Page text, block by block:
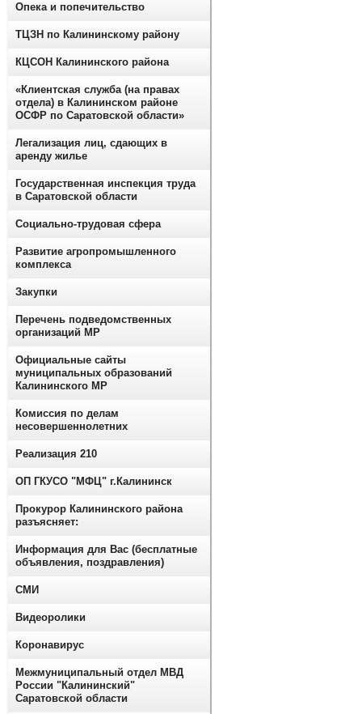
Опека и попечительство
ТЦЗН по Калининскому району
КЦСОН Калининского района
«Клиентская служба (на правах
отдела) в Калининском районе
ОСФР по Саратовской области»
Легализация лиц, сдающих в
аренду жилье
Государственная инспекция труда
в Саратовской области
Социально-трудовая сфера
Развитие агропромышленного
комплекса
Закупки
Перечень подведомственных
организаций МР
Официальные сайты
муниципальных образований
Калининского МР
Комиссия по делам
несовершеннолетних
Реализация 210
ОП ГКУСО "МФЦ" г.Калининск
Прокурор Калининского района
разъясняет:
Информация для Вас (бесплатные
объявления, поздравления)
СМИ
Видеоролики
Коронавирус
Межмуниципальный отдел МВД
России "Калининский"
Саратовской области